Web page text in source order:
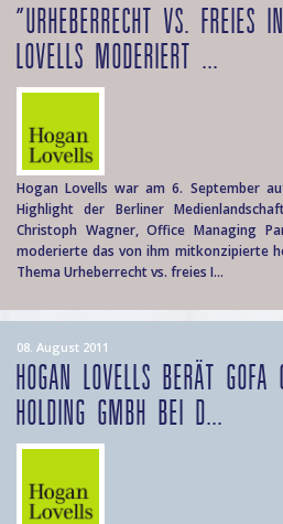
"URHEBERRECHT VS. FREIES
LOVELLS MODERIERT ...
Hogan Lovells war am 6. September
Highlight der Berliner
Christoph Wagner, Office Managing
moderierte das von ihm mitkonzipierte
Thema Urheberrecht vs. freies I...
08. August 2011
HOGAN LOVELLS BERÄT GOFA
HOLDING GMBH BEI D...